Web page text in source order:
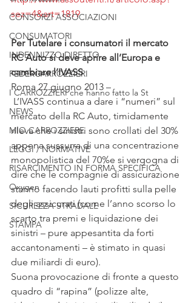
CONSORZI ASSOCIAZIONI
CONSUMATORI
INDENNIZZO DIRETTO
FEDERCARROZZIERI
I CARROZZIERI che hanno fatto la St
NEWS
MIO CARROZZIERE
LEGGI / NORMATIVE
RISARCIMENTO IN FORMA SPECIFICA
Oxygen
SICUREZZA STRADALE
STAMPA
sez=4&art=1819
Per Tutelare i consumatori il mercato
RC Auto si deve aprire all’Europa e
cambiare l’IVASS
Roma 27 giugno 2013 –
L’IVASS continua a dare i “numeri” sul
mercato della RC Auto, timidamente
rileva che i sinistri sono crollati del 30%
appena sussurra di una concentrazione
monopolistica del 70%e si vergogna di
dire che le compagnie di assicurazione
stanno facendo lauti profitti sulla pelle
degli assicurati (come l’anno scorso lo
scarto tra premi e liquidazione dei
sinistri – pure appesantita da forti
accantonamenti – è stimato in quasi
due miliardi di euro).
Suona provocazione di fronte a questo
quadro di “rapina” (polizze alte,